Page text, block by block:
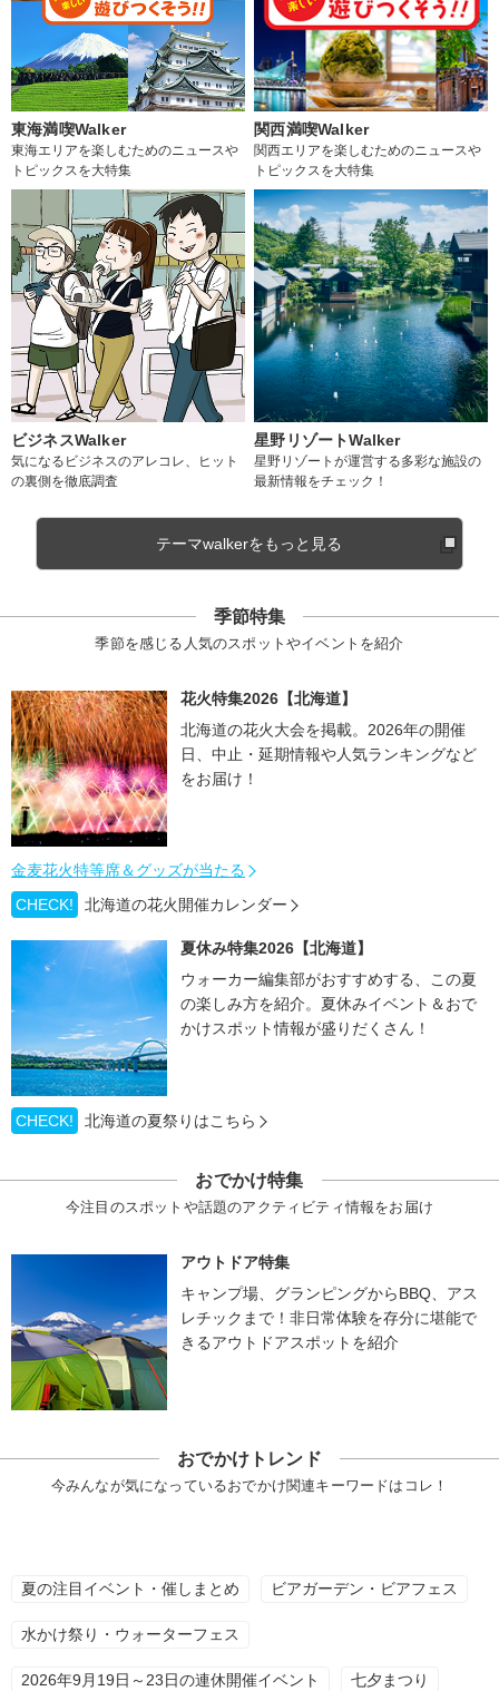
東海満喫Walker
東海エリアを楽しむためのニュースや
トピックスを大特集
関西満喫Walker
関西エリアを楽しむためのニュースや
トピックスを大特集
ビジネスWalker
気になるビジネスのアレコレ、ヒット
の裏側を徹底調査
星野リゾートWalker
星野リゾートが運営する多彩な施設の
最新情報をチェック！
テーマwalkerをもっと見る
季節特集
季節を感じる人気のスポットやイベントを紹介
花火特集2026【北海道】
北海道の花火大会を掲載。2026年の開催
日、中止・延期情報や人気ランキングなど
をお届け！
金麦花火特等席＆グッズが当たる
CHECK!
北海道の花火開催カレンダー
夏休み特集2026【北海道】
ウォーカー編集部がおすすめする、この夏
の楽しみ方を紹介。夏休みイベント＆おで
かけスポット情報が盛りだくさん！
CHECK! 北海道の夏祭りはこちら
おでかけ特集
今注目のスポットや話題のアクティビティ情報をお届け
アウトドア特集
キャンプ場、グランピングからBBQ、アス
レチックまで！非日常体験を存分に堪能で
きるアウトドアスポットを紹介
おでかけトレンド
今みんなが気になっているおでかけ関連キーワードはコレ！
夏の注目イベント・催しまとめ ビアガーデン・ビアフェス
水かけ祭り・ウォーターフェス
2026年9月19日～23日の連休開催イベント 七夕まつり